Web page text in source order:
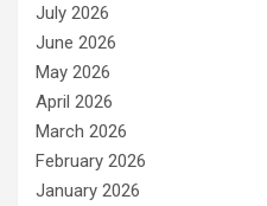
July 2026
June 2026
May 2026
April 2026
March 2026
February 2026
January 2026